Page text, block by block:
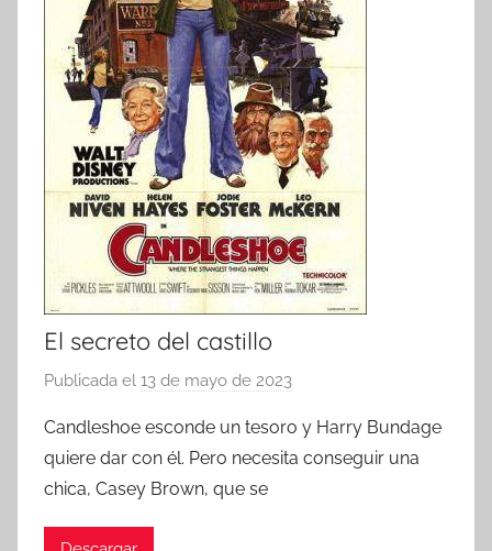
El secreto del castillo
Publicada el 13 de mayo de 2023
r
Candleshoe esconde un tesoro y Harry Bundage
quiere dar con él. Pero necesita conseguir una
chica, Casey Brown, que se